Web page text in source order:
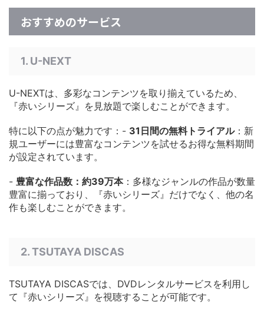
おすすめのサービス
1. U-NEXT
U-NEXTは、多彩なコンテンツを取り揃えているため、
『赤いシリーズ』を見放題で楽しむことができます。
特に以下の点が魅力です：- 31日間の無料トライアル：新
規ユーザーには豊富なコンテンツを試せるお得な無料期間
が設定されています。
- 豊富な作品数：約39万本：多様なジャンルの作品が数量
豊富に揃っており、『赤いシリーズ』だけでなく、他の名
作も楽しむことができます。
2. TSUTAYA DISCAS
TSUTAYA DISCASでは、DVDレンタルサービスを利用し
て『赤いシリーズ』を視聴することが可能です。